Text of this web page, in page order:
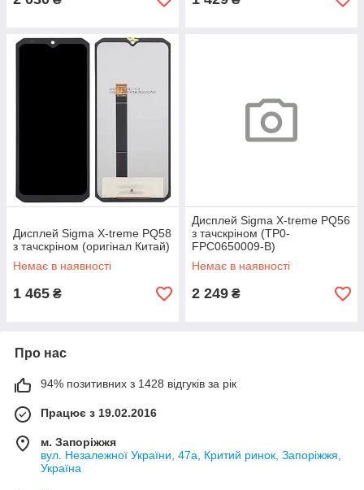
Дисплей Sigma X-treme PQ58
з тачскріном (оригінал Китай)
Немає в наявності
1 465 ₴
Дисплей Sigma X-treme PQ56
з тачскріном (TP0-
FPC0650009-B)
Немає в наявності
2 249 ₴
Про нас
94% позитивних з 1428 відгуків за рік
Працює з 19.02.2016
м. Запоріжжя
вул. Незалежної України, 47а, Критий ринок, Запоріжжя,
Україна